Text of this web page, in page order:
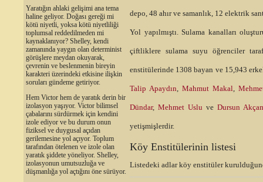
Yaratığın ahlaki gelişimi ana tema
haline geliyor. Doğası gereği mi
kötü niyetli, yoksa kötü niyetliliği
toplumsal reddedilmeden mi
kaynaklanıyor? Shelley, kendi
zamanında yaygın olan determinist
görüşlere meydan okuyarak,
çevrenin ve beslenmenin bireyin
karakteri üzerindeki etkisine ilişkin
soruları gündeme getiriyor.
Hem Victor hem de yaratık derin bir
izolasyon yaşıyor. Victor bilimsel
çabalarını sürdürmek için kendini
izole ediyor ve bu durum onun
fiziksel ve duygusal açıdan
gerilemesine yol açıyor. Toplum
tarafından ötelenen ve izole olan
yaratık şiddete yöneliyor. Shelley,
izolasyonun umutsuzluğa ve
düşmanlığa yol açtığını öne sürüyor.
depo, 48 ahır ve samanlık, 12 elektrik
Yol yapılmıştı. Sulama kanalları
çiftliklere sulama suyu öğrenciler
enstitülerinde 1308 bayan ve 15,943
Talip Apaydın, Mahmut Makal,
Dündar, Mehmet Uslu ve Dursun
yetişmişlerdir.
Köy Enstitülerinin listesi
Listedeki adlar köy enstitüler